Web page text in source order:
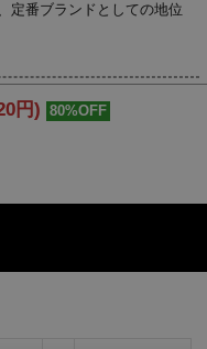
定番ブランドとしての地位
円) 80%OFF